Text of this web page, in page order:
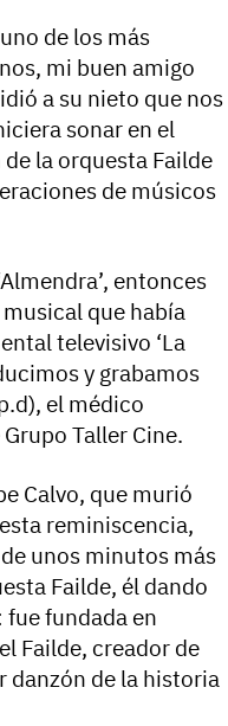
de los más
mi buen amigo
a su nieto que nos
sonar en el
la orquesta Failde
de músicos
entonces
que había
televisivo ‘La
y grabamos
el médico
Taller Cine.
Calvo, que murió
reminiscencia,
unos minutos más
Failde, él dando
fundada en
Failde, creador de
danzón de la historia